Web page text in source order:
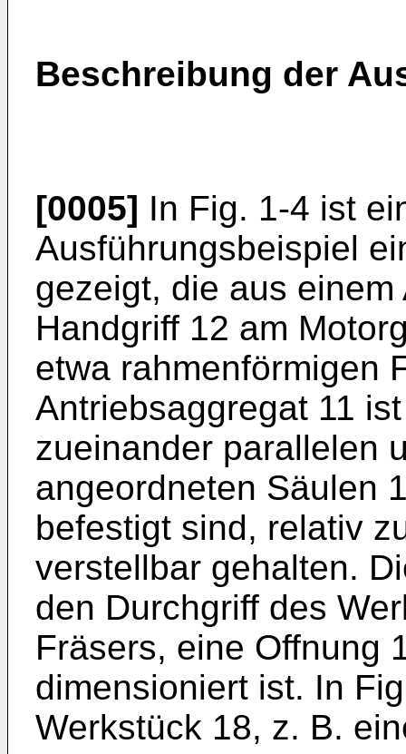
Beschreibung der
[0005] In Fig. 1-4 ist
Ausführungsbeispiel
gezeigt, die aus
Handgriff 12 am
etwa rahmenförmigen
Antriebsaggregat 11
zueinander parallelen
angeordneten Säulen
befestigt sind, relativ
verstellbar gehalten.
den Durchgriff des
Fräsers, eine Offnung
dimensioniert ist. In
Werkstück 18, z. B.